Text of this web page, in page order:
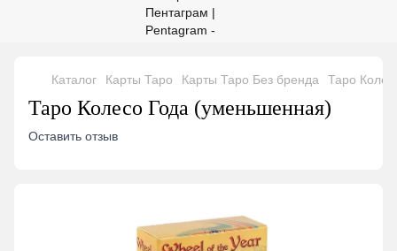
Каталог Карты Таро Карты Таро Без бренда Таро
Таро Колесо Года (уменьшенная)
Оставить отзыв